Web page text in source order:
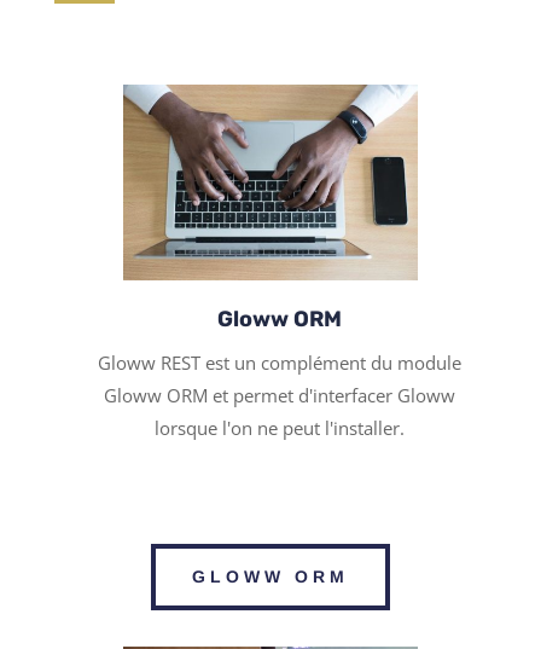
Gloww ORM
Gloww REST est un complément du module
Gloww ORM et permet d'interfacer Gloww
lorsque l'on ne peut l'installer.
GLOWW ORM